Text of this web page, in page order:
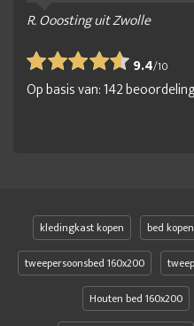
R. Ooosting uit Zwolle
9.4/10
Op basis van:142
kledingkast kopen bed kopen
tweepersoonsbed 160x200
Houten bed 160x200